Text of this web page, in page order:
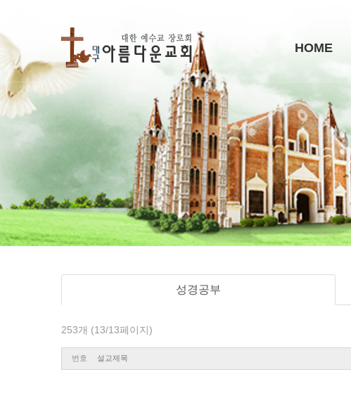
HOME
성경공부
253개 (13/13페이지)
번호 설교제목